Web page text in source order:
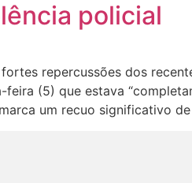
policial
repercussões dos
feira (5) que estava
um recuo significativo